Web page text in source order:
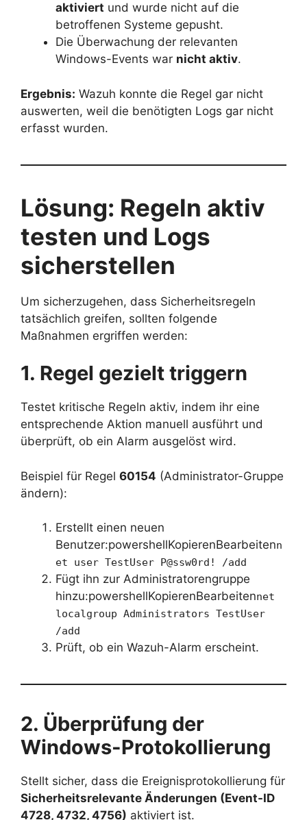
aktiviert und wurde nicht auf die
betroffenen Systeme gepusht.
Die Überwachung der relevanten
Windows-Events war nicht aktiv.
Ergebnis: Wazuh konnte die Regel gar nicht
auswerten, weil die benötigten Logs gar nicht
erfasst wurden.
Lösung: Regeln aktiv
testen und Logs
sicherstellen
Um sicherzugehen, dass Sicherheitsregeln
tatsächlich greifen, sollten folgende
Maßnahmen ergriffen werden:
1. Regel gezielt triggern
Testet kritische Regeln aktiv, indem ihr eine
entsprechende Aktion manuell ausführt und
überprüft, ob ein Alarm ausgelöst wird.
Beispiel für Regel 60154 (Administrator-Gruppe
ändern):
Erstellt einen neuen
Benutzer:powershellKopierenBearbeitenn
et user TestUser P@ssw0rd! /add
Fügt ihn zur Administratorengruppe
hinzu:powershellKopierenBearbeitennet
localgroup Administrators TestUser
/add
Prüft, ob ein Wazuh-Alarm erscheint.
2. Überprüfung der
Windows-Protokollierung
Stellt sicher, dass die Ereignisprotokollierung für
Sicherheitsrelevante Änderungen (Event-ID
4728, 4732, 4756) aktiviert ist.